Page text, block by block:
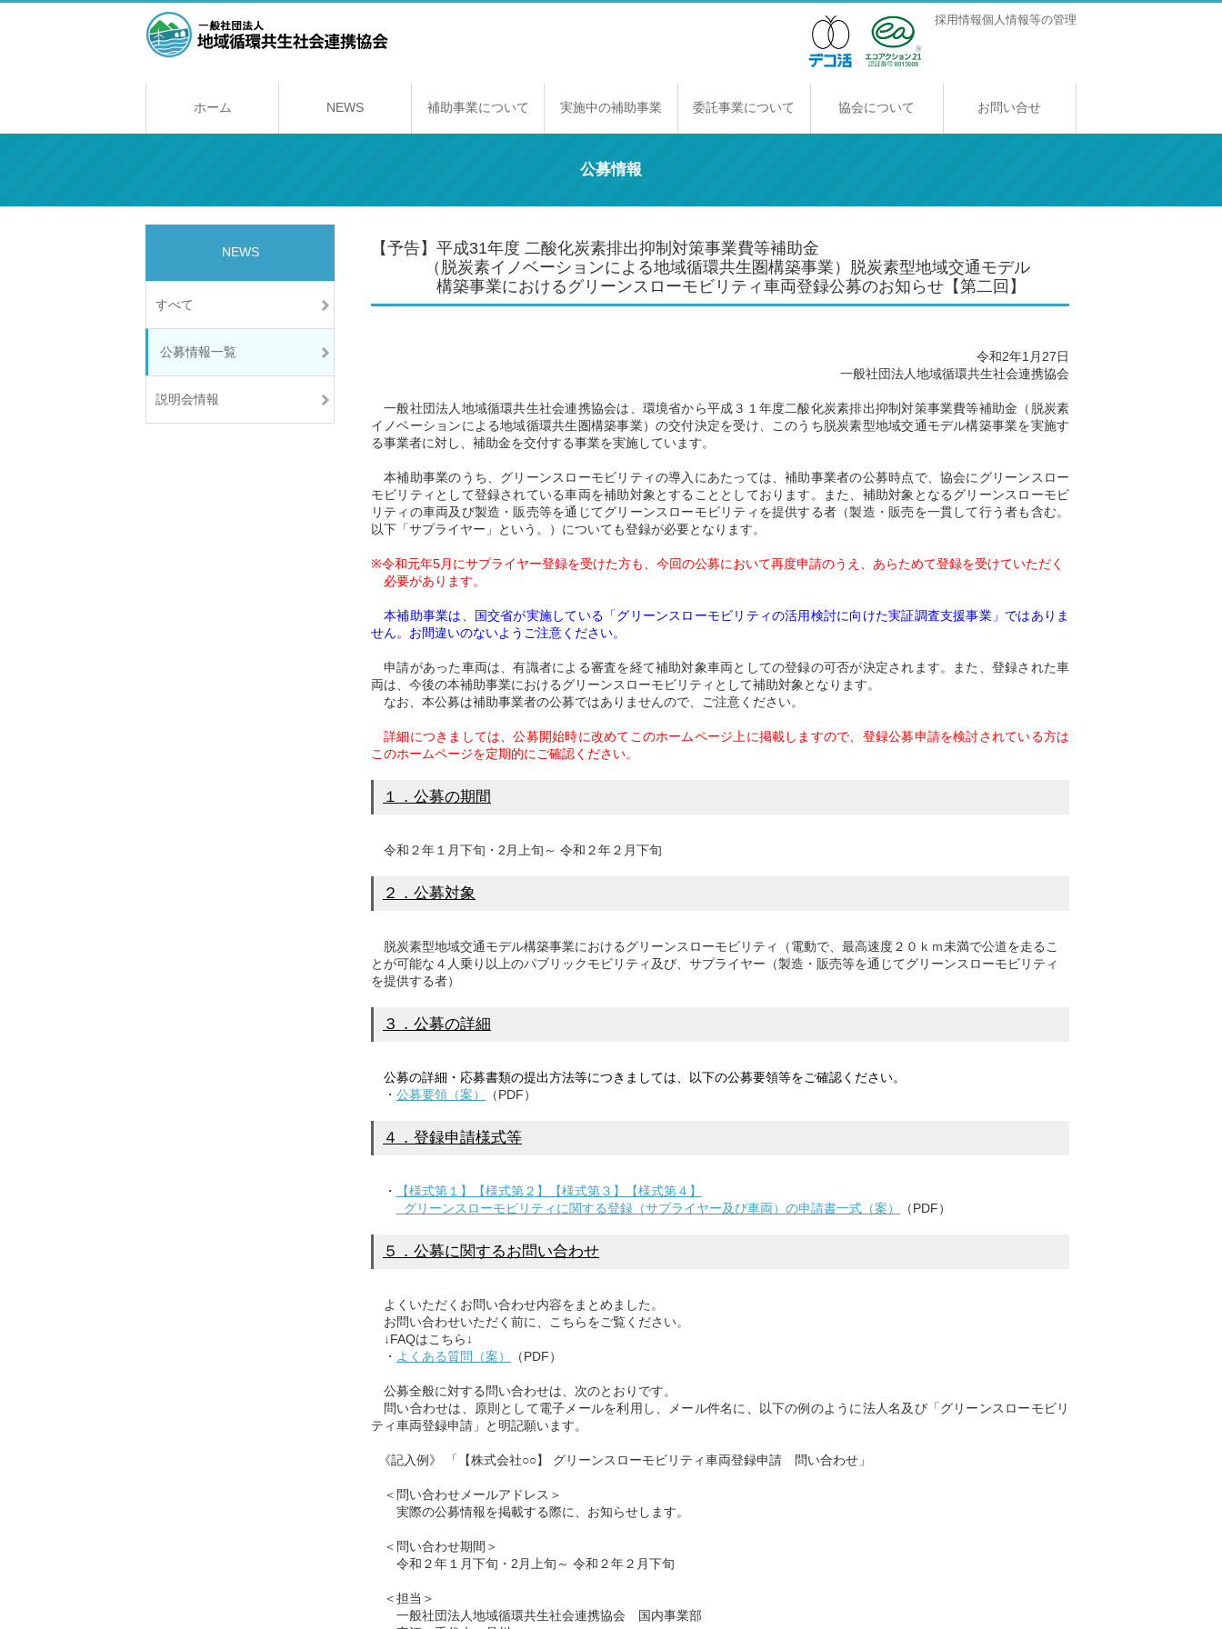
採用情報個人情報等の管理
ホーム NEWS 補助事業について 実施中の補助事業 委託事業について 協会について お問い合せ
公募情報
【予告】平成31年度 二酸化炭素排出抑制対策事業費等補助金
（ 脱炭素イノベーションによる地域循環共生圏構築事業 ）脱炭素型地域交通モデル
構築事業におけるグリーンスローモビリティ車両登録公募のお知らせ【第二回】
令和2年1月27日
一般社団法人地域循環共生社会連携協会
一般社団法人地域循環共生社会連携協会は、環境省から平成３１年度二酸化炭素排出抑制対策事業費等補助金（脱炭素
イノベーションによる地域循環共生圏構築事業）の交付決定を受け、このうち脱炭素型地域交通モデル構築事業を実施す
る事業者に対し、補助金を交付する事業を実施しています。
本補助事業のうち、グリーンスローモビリティの導入にあたっては、補助事業者の公募時点で、協会にグリーンスロー
モビリティとして登録されている車両を補助対象とすることとしております。また、補助対象となるグリーンスローモビ
リティの車両及び製造・販売等を通じてグリーンスローモビリティを提供する者（製造・販売を一貫して行う者も含む。
以下「サプライヤー」という。）についても登録が必要となります。
※令和元年5月にサプライヤー登録を受けた方も、今回の公募において再度申請のうえ、あらためて登録を受けていただく
必要があります。
本補助事業は、国交省が実施している「グリーンスローモビリティの活用検討に向けた実証調査支援事業」ではありま
せん。お間違いのないようご注意ください。
申請があった車両は、有識者による審査を経て補助対象車両としての登録の可否が決定されます。また、登録された車
両は、今後の本補助事業におけるグリーンスローモビリティとして補助対象となります。
なお、本公募は補助事業者の公募ではありませんので、ご注意ください。
詳細につきましては、公募開始時に改めてこのホームページ上に掲載しますので、登録公募申請を検討されている方は
このホームページを定期的にご確認ください。
１．公募の期間
令和２年１月下旬・2月上旬～ 令和２年２月下旬
２．公募対象
脱炭素型地域交通モデル構築事業におけるグリーンスローモビリティ（電動で、最高速度２０ｋｍ未満で公道を走るこ
とが可能な４人乗り以上のパブリックモビリティ及び、サプライヤー（製造・販売等を通じてグリーンスローモビリティ
を提供する者）
３．公募の詳細
公募の詳細・応募書類の提出方法等につきましては、以下の公募要領等をご確認ください。
・ 公募要領（案） （PDF）
４．登録申請様式等
・
【様式第１】【様式第２】【様式第３】【様式第４】
グリーンスローモビリティに関する登録（サプライヤー及び車両）の申請書一式（案）
（PDF）
５．公募に関するお問い合わせ
よくいただくお問い合わせ内容をまとめました。
お問い合わせいただく前に、こちらをご覧ください。
↓FAQはこちら↓
・ よくある質問（案） （PDF）
公募全般に対する問い合わせは、次のとおりです。
問い合わせは、原則として電子メールを利用し、メール件名に、以下の例のように法人名及び「グリーンスローモビリ
ティ車両登録申請」と明記願います。
《記入例》 「【株式会社○○】 グリーンスローモビリティ車両登録申請 問い合わせ」
＜問い合わせメールアドレス＞
実際の公募情報を掲載する際に、お知らせします。
＜問い合わせ期間＞
令和２年１月下旬・2月上旬～ 令和２年２月下旬
＜担当＞
一般社団法人地域循環共生社会連携協会 国内事業部
NEWS
すべて
公募情報一覧
説明会情報